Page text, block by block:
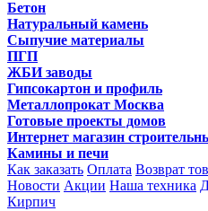
Бетон
Натуральный камень
Сыпучие материалы
ПГП
ЖБИ заводы
Гипсокартон и профиль
Металлопрокат Москва
Готовые проекты домов
Интернет магазин
Камины и печи
Как заказать Оплата Возврат
Новости Акции Наша техника
Кирпич